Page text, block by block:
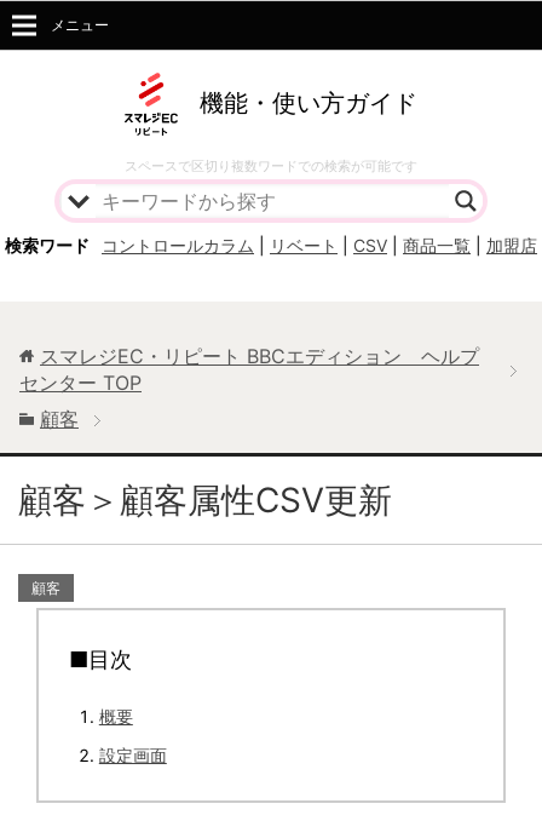
機能・使い方ガイド
スペースで区切り複数ワードでの検索が可能です
検索ワード コントロールカラム リベート CSV 商品一覧 加盟店
メニュー
スマレジEC・リピート BBCエディション ヘルプ
センター TOP
顧客
顧客＞顧客属性CSV更新
顧客
■目次
概要
設定画面